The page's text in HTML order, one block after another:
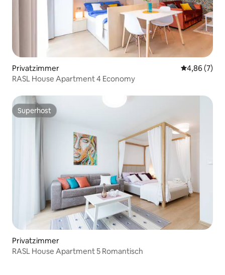
Privatzimmer
4,86 (7)
RASL House Apartment 4 Economy
Superhost
Superhost
Privatzimmer
RASL House Apartment 5 Romantisch